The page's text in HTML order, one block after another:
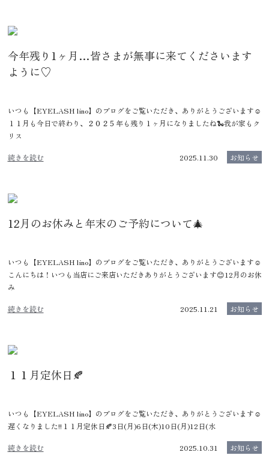
今年残り1ヶ月…皆さまが無事に来てくださいます
ように♡
いつも【EYELASH lino】のブログをご覧いただき、ありがとうございます☺️
１１月も今日で終わり、２０２５年も残り１ヶ月になりましたね🐍我が家もク
リス
続きを読む 2025.11.30 お知らせ
12月のお休みと年末のご予約について🎄
いつも【EYELASH lino】のブログをご覧いただき、ありがとうございます☺️
こんにちは！いつも当店にご来店いただきありがとうございます😊12月のお休
み
続きを読む 2025.11.21 お知らせ
１１月定休日🍂
いつも【EYELASH lino】のブログをご覧いただき、ありがとうございます☺️
遅くなりました!!１１月定休日🍂3日(月)6日(木)10日(月)12日(水
続きを読む 2025.10.31 お知らせ